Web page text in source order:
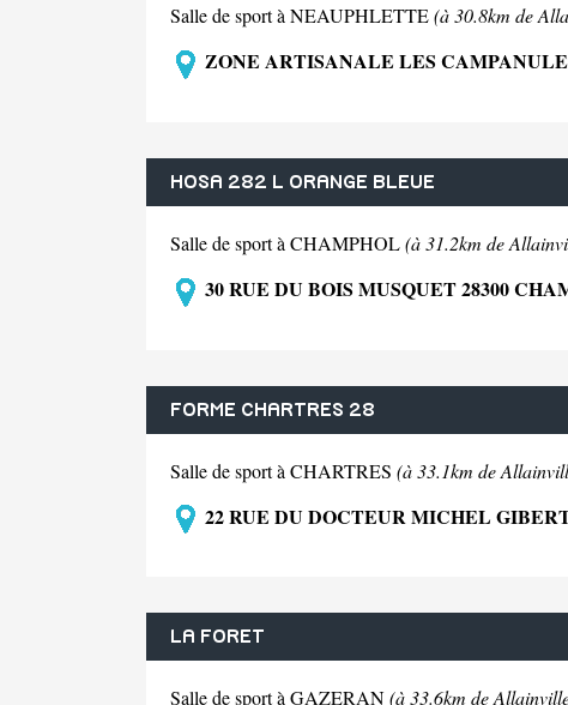
Salle de sport à NEAUPHLETTE(à 30.8km de
ZONE ARTISANALE LES
HOSA 282 L ORANGE BLEUE
Salle de sport à CHAMPHOL(à 31.2km de
30 RUE DU BOIS MUSQUET 28300
FORME CHARTRES 28
Salle de sport à CHARTRES (à 33.1km de
22 RUE DU DOCTEUR MICHEL
LA FORET
Salle de sport à GAZERAN(à 33.6km de